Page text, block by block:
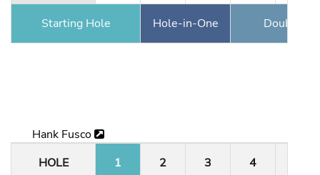
Starting Hole Hole-in-One Double
Hank Fusco
HOLE
1 2 3 4